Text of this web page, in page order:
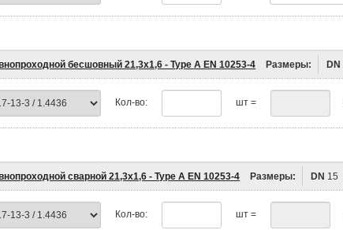
бесшовный 21,3х1,6 - Type A EN 10253-4 Размеры: DN
Кол-во: шт =
сварной 21,3х1,6 - Type A EN 10253-4 Размеры: DN 15
Кол-во: шт =